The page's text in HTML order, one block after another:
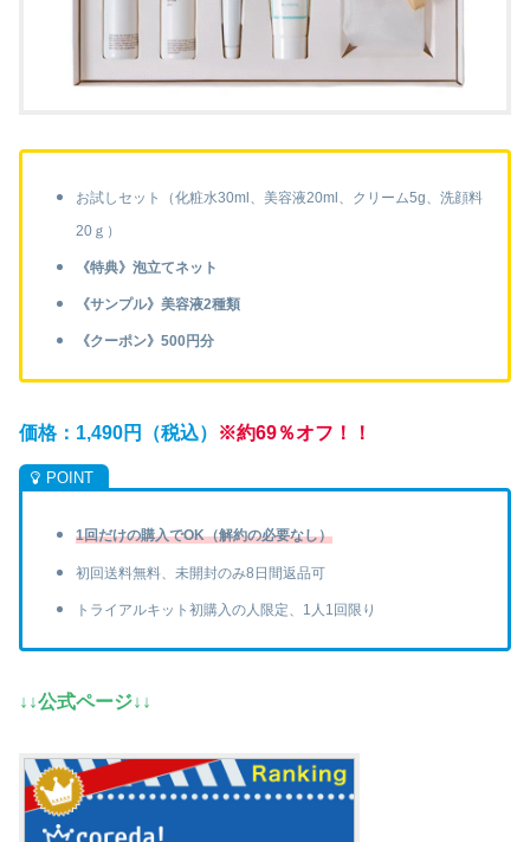
お試しセット（化粧水30ml、美容液20ml、クリーム5g、洗顔料
20ｇ）
《特典》泡立てネット
《サンプル》美容液2種類
《クーポン》500円分
価格：1,490円（税込） ※約69％オフ！！
1回だけの購入でOK（解約の必要なし）
初回送料無料、未開封のみ8日間返品可
トライアルキット初購入の人限定、1人1回限り
↓↓公式ページ↓↓